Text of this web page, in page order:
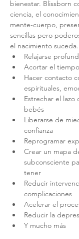
bienestar. Blissborn
ciencia, el
mente-cuerpo,
sencillas pero
el nacimiento suceda.
Relajarse
Acortar el
Hacer contacto
espirituales,
Estrechar el lazo
bebés
Liberarse de
confianza
Reprogramar
Crear un mapa
subconsciente
tener
Reducir
complicaciones
Acelerar el
Reducir la
Y mucho más